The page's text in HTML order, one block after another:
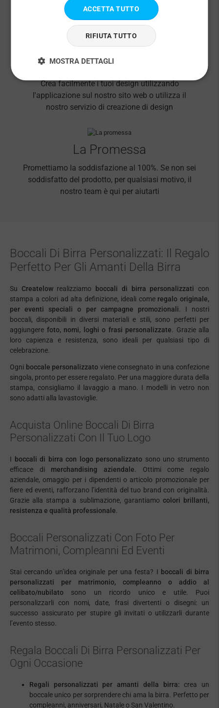
Marketplace on-demand dove puoi creare
accessori, tazze o articoli per feste
Design Unici
Crea facilmente i tuoi design utilizzando
l'applicazione sul nostro sito web o utilizza il
nostro servizio di creazione di design
La Promessa
Promettiamo la soddisfazione al 100%. Se non sei
soddisfatto del prodotto, per qualsiasi motivo, il
nostro team è qui per aiutarti
Boccali Di Birra Personalizzati: Il Regalo
Perfetto Per Gli Amanti Della Birra
Su Createlowrealizziamo boccali di birra personalizzati con
stampa a colori ad alta definizione, ideali come regalo originale,
per eventi speciali o per campagne promozionali. I nostri
boccali, disponibili in diversi materiali e stili, sono perfetti per
aggiungere foto, nomi, loghi o frasi personalizzate. Grazie alla
loro capienza e resistenza, sono ideali per qualsiasi tipo di
celebrazione.
Ogni boccale personalizzato viene consegnato in una confezione
singola, pronto per essere regalato. Per una maggiore durata della
stampa, consigliamo il lavaggio a mano. I modelli in vetro non
sono adatti alla lavastoviglie.
Acquista Online Boccali Di Birra
Personalizzati Con Il Tuo Logo
I boccali di birra con logo personalizzato sono uno strumento
efficace di merchandising aziendale. Ottimi come regalo
aziendale, omaggio per i dipendenti o articolo promozionale per
fiere ed eventi, rafforzano l’identità del tuo brand con originalità.
Grazie alla stampa a sublimazione, garantiamo colori brillanti,
resistenza e qualità professionale.
Boccali Personalizzati Con Foto Per
Matrimoni, Compleanni Ed Eventi
Stai cercando un’idea originale per una festa? I boccali di birra
personalizzati per matrimonio, compleanno o addio al
celibato/nubilato sono un ricordo unico e utile. Puoi
personalizzarli con nomi, date, frasi divertenti o disegni: un
successo assicurato per stupire gli invitati o utilizzarli durante
l’evento stesso.
Regala Boccali Di Birra Personalizzati Per
Ogni Occasione
Regali personalizzati per amanti della birra: crea un
boccale unico per sorprendere chi ama la birra. Perfetto per
compleanni, anniversari, Natale o San Valentino.
ACCETTA TUTTO
RIFIUTA TUTTO
MOSTRA DETTAGLI